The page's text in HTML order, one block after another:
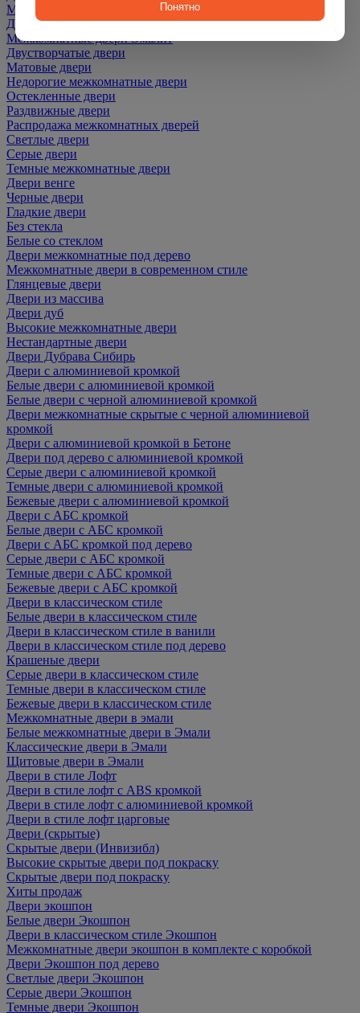
Межкомнатные двери ПЭТ
Двери со скидкой
Межкомнатные двери Эмалит
Двустворчатые двери
Матовые двери
Недорогие межкомнатные двери
Остекленные двери
Раздвижные двери
Распродажа межкомнатных дверей
Светлые двери
Серые двери
Темные межкомнатные двери
Двери венге
Черные двери
Гладкие двери
Без стекла
Белые со стеклом
Двери межкомнатные под дерево
Межкомнатные двери в современном стиле
Глянцевые двери
Двери из массива
Двери дуб
Высокие межкомнатные двери
Нестандартные двери
Двери Дубрава Сибирь
Двери с алюминиевой кромкой
Белые двери с алюминиевой кромкой
Белые двери с черной алюминиевой кромкой
Двери межкомнатные скрытые с черной алюминиевой
кромкой
Двери с алюминиевой кромкой в Бетоне
Двери под дерево с алюминиевой кромкой
Серые двери с алюминиевой кромкой
Темные двери с алюминиевой кромкой
Бежевые двери с алюминиевой кромкой
Двери с АБС кромкой
Белые двери с АБС кромкой
Двери с АБС кромкой под дерево
Серые двери с АБС кромкой
Темные двери с АБС кромкой
Бежевые двери с АБС кромкой
Двери в классическом стиле
Белые двери в классическом стиле
Двери в классическом стиле в ванили
Двери в классическом стиле под дерево
Крашеные двери
Серые двери в классическом стиле
Темные двери в классическом стиле
Бежевые двери в классическом стиле
Межкомнатные двери в эмали
Белые межкомнатные двери в Эмали
Классические двери в Эмали
Щитовые двери в Эмали
Двери в стиле Лофт
Двери в стиле лофт с ABS кромкой
Двери в стиле лофт с алюминиевой кромкой
Двери в стиле лофт царговые
Двери (скрытые)
Скрытые двери (Инвизибл)
Высокие скрытые двери под покраску
Скрытые двери под покраску
Хиты продаж
Двери экошпон
Белые двери Экошпон
Двери в классическом стиле Экошпон
Межкомнатные двери экошпон в комплекте с коробкой
Двери Экошпон под дерево
Светлые двери Экошпон
Серые двери Экошпон
Темные двери Экошпон
Понятно